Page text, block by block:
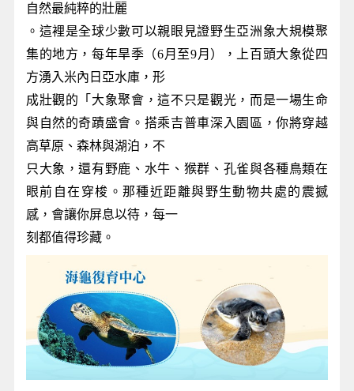
自然最純粹的壯麗
。這裡是全球少數可以親眼見證野生亞洲象大規模聚
集的地方，每年旱季（6月至9月），上百頭大象從四
方湧入米內日亞水庫，形
成壯觀的「大象聚會，這不只是觀光，而是一場生命
與自然的奇蹟盛會。搭乘吉普車深入園區，你將穿越
高草原、森林與湖泊，不
只大象，還有野鹿、水牛、猴群、孔雀與各種鳥類在
眼前自在穿梭。那種近距離與野生動物共處的震撼
感，會讓你屏息以待，每一
刻都值得珍藏。